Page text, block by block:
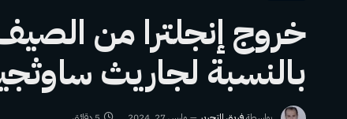
خروج إنجلترا من
بالنسبة لجاريث